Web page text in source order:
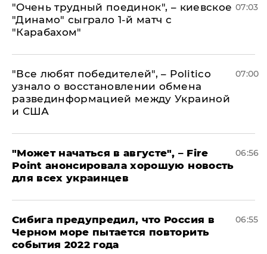
"Очень трудный поединок", – киевское
"Динамо" сыграло 1-й матч с
"Карабахом"
07:03
​"Все любят победителей", – Politico
узнало о восстановлении обмена
развединформацией между Украиной
и США
07:00
"Может начаться в августе", – Fire
Point анонсировала хорошую новость
для всех украинцев
06:56
Сибига предупредил, что Россия в
Черном море пытается повторить
события 2022 года
06:55